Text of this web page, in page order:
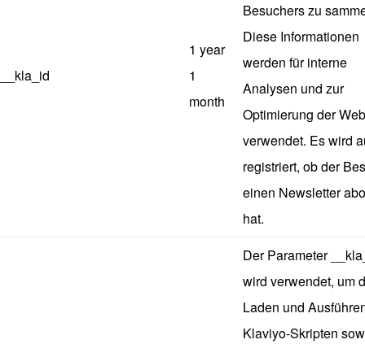
__kla_id
1 year
1
month
Besuchers zu
Diese Informationen
werden für interne
Analysen und zur
Optimierung der
verwendet. Es wird
registriert, ob der
einen Newsletter
hat.
Der Parameter
wird verwendet, um
Laden und
Klaviyo-Skripten